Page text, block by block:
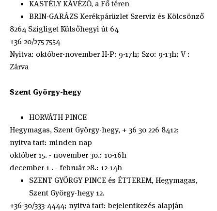
KASTÉLY KÁVÉZÓ, a Fő téren
BRIN-GARÁZS Kerékpárüzlet Szerviz és Kölcsönző
8264 Szigliget Külsőhegyi út 64
+36-20/275-7554
Nyitva: október-november H-P: 9-17h; Szo: 9-13h; V :
Zárva
Szent György-hegy
HORVÁTH PINCE
Hegymagas, Szent György-hegy, + 36 30 226 8412;
nyitva tart: minden nap
október 15. - november 30.: 10-16h
december 1 . - február 28.: 12-14h
SZENT GYÖRGY PINCE és ÉTTEREM, Hegymagas,
Szent György-hegy 12.
+36-30/333-4444; nyitva tart: bejelentkezés alapján